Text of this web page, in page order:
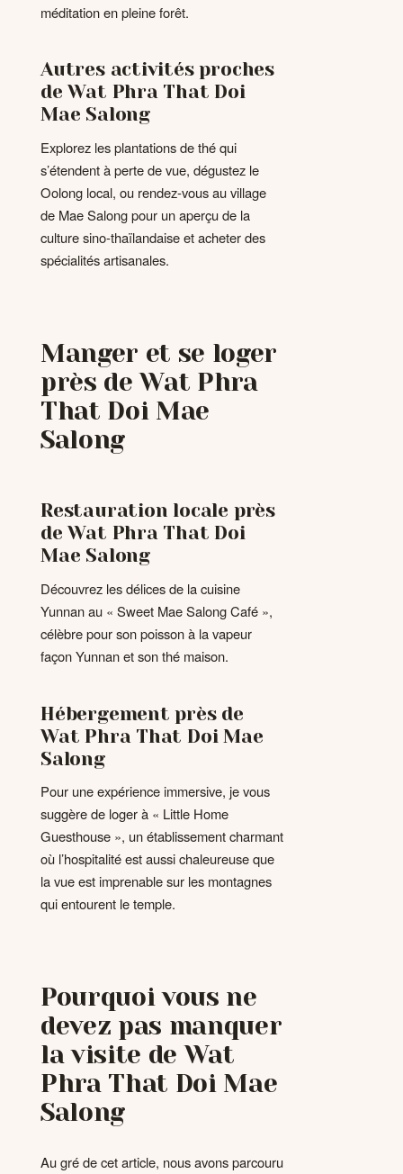
méditation en pleine forêt.
Autres activités proches
de Wat Phra That Doi
Mae Salong
Explorez les plantations de thé qui
s’étendent à perte de vue, dégustez le
Oolong local, ou rendez-vous au village
de Mae Salong pour un aperçu de la
culture sino-thaïlandaise et acheter des
spécialités artisanales.
Manger et se loger
près de Wat Phra
That Doi Mae
Salong
Restauration locale près
de Wat Phra That Doi
Mae Salong
Découvrez les délices de la cuisine
Yunnan au « Sweet Mae Salong Café »,
célèbre pour son poisson à la vapeur
façon Yunnan et son thé maison.
Hébergement près de
Wat Phra That Doi Mae
Salong
Pour une expérience immersive, je vous
suggère de loger à « Little Home
Guesthouse », un établissement charmant
où l’hospitalité est aussi chaleureuse que
la vue est imprenable sur les montagnes
qui entourent le temple.
Pourquoi vous ne
devez pas manquer
la visite de Wat
Phra That Doi Mae
Salong
Au gré de cet article, nous avons parcouru